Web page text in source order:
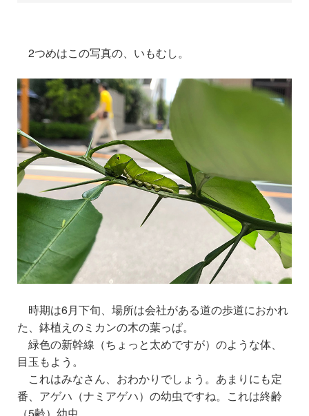
2つめはこの写真の、いもむし。
時期は6月下旬、場所は会社がある道の歩道におかれ
た、鉢植えのミカンの木の葉っぱ。
緑色の新幹線（ちょっと太めですが）のような体、
目玉もよう。
これはみなさん、おわかりでしょう。あまりにも定
番、アゲハ（ナミアゲハ）の幼虫ですね。これは終齢